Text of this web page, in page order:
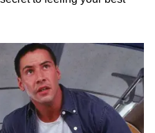
‘पहले भी लूटा था’...कुरुक्षेत्र में फिर
उसी घर में लौटे नकाबपोश, इस बार
ले गए 3.15 करोड़